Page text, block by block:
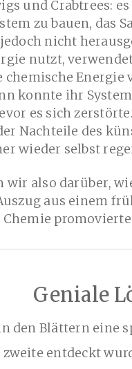
und Crabtrees:
zu bauen, das
nicht
nutzt,
chemische
konnte ihr
es sich
Nachteile des
wieder selbst
wir also darüber,
aus einem
Geniale
den Blättern eine
entdeckt